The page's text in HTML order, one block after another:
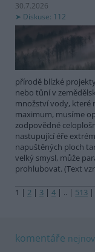
30.7.2026
Diskuse: 112
přírodě blízké
nebo tůní v
množství vody, které
maximum, musíme
zodpovědné
nastupující éře
napuštěných ploch
velký smysl, může
prohlubovat. (Text
1 | 2 | 3 | 4 | .. | 513 |
komentáře